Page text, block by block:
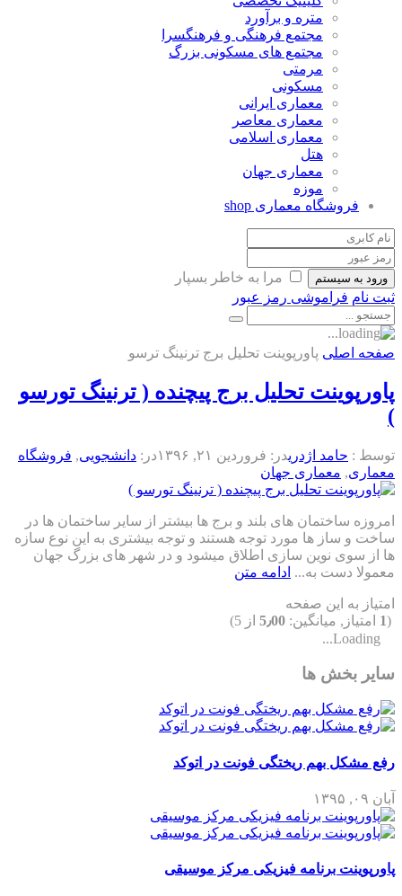
متره و برآورد
مجتمع فرهنگی و فرهنگسرا
مجتمع های مسکونی بزرگ
مرمتی
مسکونی
معماری ایرانی
معماری معاصر
معماری اسلامی
هتل
معماری جهان
موزه
فروشگاه معماری shop
ورود به سیستم
مرا به خاطر بسپار
ثبت نام فراموشی رمز عبور
صفحه اصلی پاورپوینت تحلیل برج ترنینگ ترسو
پاورپوینت تحلیل برج پیچنده ( ترنینگ تورسو
)
توسط : حامد اژدریدر: فروردین ۲۱, ۱۳۹۶ در: دانشجویی, فروشگاه
معماری, معماری جهان
امروزه ساختمان های بلند و برج ها بیشتر از سایر ساختمان ها در
ساخت و ساز ها مورد توجه هستند و توجه بیشتری به این نوع سازه
ها از سوی نوین سازی اطلاق میشود و در شهر های بزرگ جهان
معمولا دست به... ادامه متن
امتیاز به این صفحه
(
1 امتیاز, میانگین: 5٫00 از 5)
Loading...
سایر بخش ها
رفع مشکل بهم ریختگی فونت در اتوکد
آبان ۰۹, ۱۳۹۵
پاورپوینت برنامه فیزیکی مرکز موسیقی